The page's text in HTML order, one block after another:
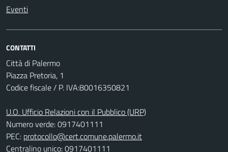
Eventi
CONTATTI
Città di Palermo
Piazza Pretoria, 1
Codice fiscale / P. IVA:80016350821
U.O. Ufficio Relazioni con il Pubblico (URP)
Numero verde: 0917401111
PEC: protocollo@cert.comune.palermo.it
Centralino unico: 0917401111